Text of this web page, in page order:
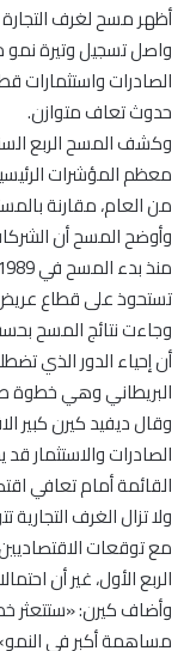
أظهر مسح لغرف التجارة
واصل تسجيل وتيرة نمو
الصادرات
حدوث تعاف متوازن.
وكشف المسح الربع
معظم المؤشرات
من العام، مقارنة
وأوضح المسح أن
تستحوذ على قطاع
وجاءت نتائج المسح
أن إحياء الدور الذي
البريطاني وهي خطوة
وقال ديفيد كيرن كبير
الصادرات والاستثمار
القائمة أمام تعافي
مع توقعات
الربع الأول، غير أن
وأضاف كيرن: «ستتعثر
مساهمة أكبر في